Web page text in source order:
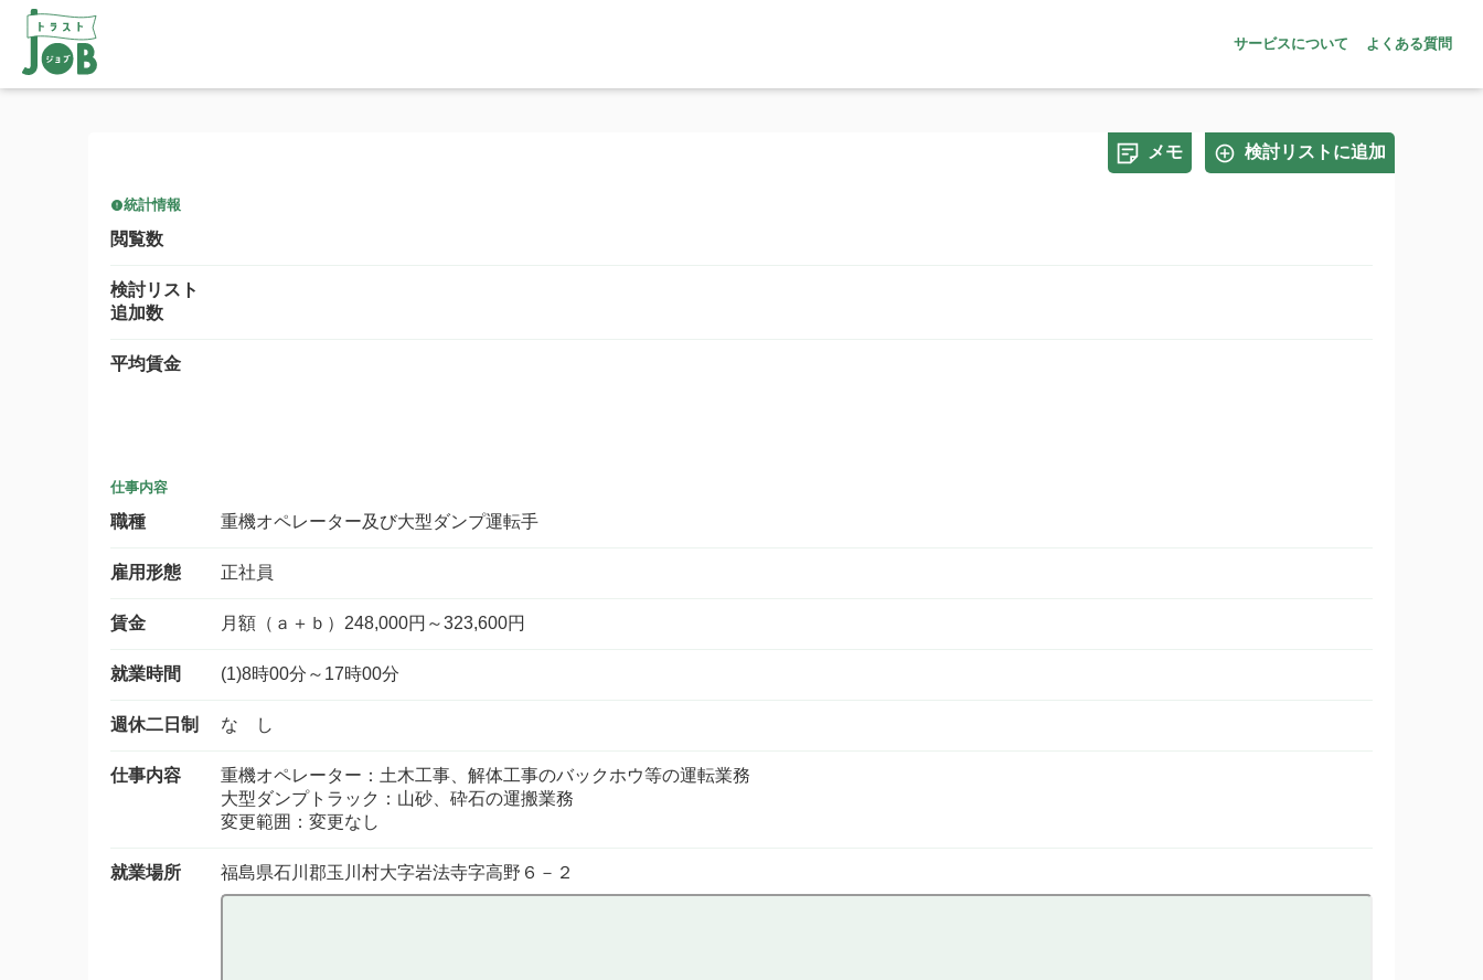
サービスについて よくある質問
メモ 検討リストに追加
統計情報
閲覧数
検討リスト
追加数
平均賃金
仕事内容
職種 重機オペレーター及び大型ダンプ運転手
雇用形態 正社員
賃金 月額（ａ＋ｂ）248,000円～323,600円
就業時間 (1)8時00分～17時00分
週休二日制 な し
仕事内容
重機オペレーター：土木工事、解体工事のバックホウ等の運転業務
大型ダンプトラック：山砂、砕石の運搬業務
変更範囲：変更なし
就業場所 福島県石川郡玉川村大字岩法寺字高野６－２